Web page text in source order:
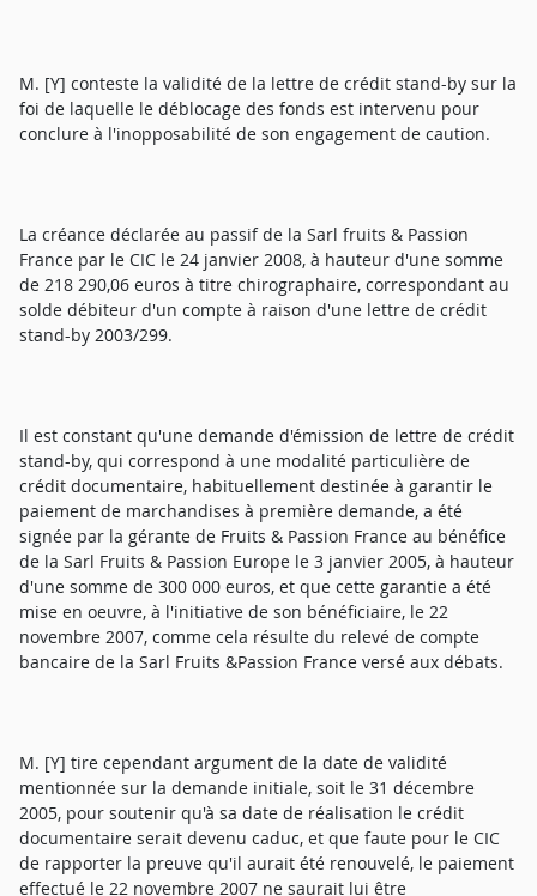
M. [Y] conteste la validité de la lettre de crédit stand-by sur la
foi de laquelle le déblocage des fonds est intervenu pour
conclure à l'inopposabilité de son engagement de caution.
La créance déclarée au passif de la Sarl fruits & Passion
France par le CIC le 24 janvier 2008, à hauteur d'une somme
de 218 290,06 euros à titre chirographaire, correspondant au
solde débiteur d'un compte à raison d'une lettre de crédit
stand-by 2003/299.
Il est constant qu'une demande d'émission de lettre de crédit
stand-by, qui correspond à une modalité particulière de
crédit documentaire, habituellement destinée à garantir le
paiement de marchandises à première demande, a été
signée par la gérante de Fruits & Passion France au bénéfice
de la Sarl Fruits & Passion Europe le 3 janvier 2005, à hauteur
d'une somme de 300 000 euros, et que cette garantie a été
mise en oeuvre, à l'initiative de son bénéficiaire, le 22
novembre 2007, comme cela résulte du relevé de compte
bancaire de la Sarl Fruits &Passion France versé aux débats.
M. [Y] tire cependant argument de la date de validité
mentionnée sur la demande initiale, soit le 31 décembre
2005, pour soutenir qu'à sa date de réalisation le crédit
documentaire serait devenu caduc, et que faute pour le CIC
de rapporter la preuve qu'il aurait été renouvelé, le paiement
effectué le 22 novembre 2007 ne saurait lui être